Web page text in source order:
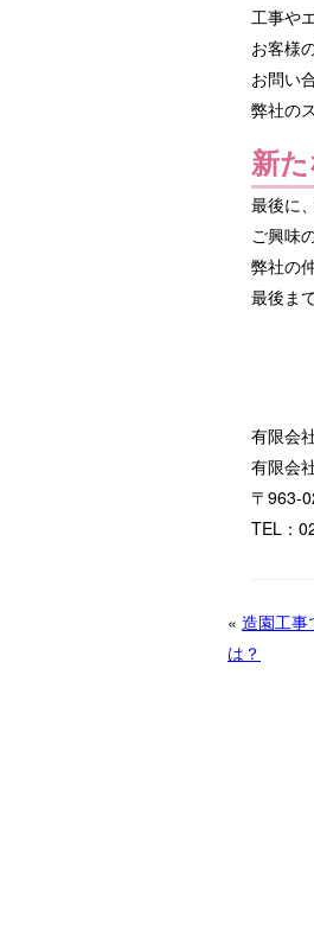
工事や
お客様
お問い
弊社の
新
最後に
ご興味
弊社の
最後ま
有限会
有限会
〒963-
TEL：
« 造園工事
は？